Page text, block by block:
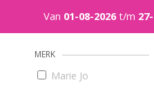
Van 01-08-2026t/m
MERK
Marie Jo